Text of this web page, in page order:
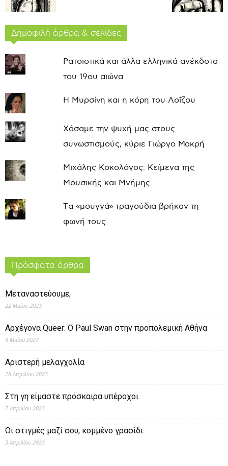
Δημοφιλή άρθρα & σελίδες
Ρατσιστικά και άλλα ελληνικά ανέκδοτα
του 19ου αιώνα
Η Μυρσίνη και η κόρη του Λοΐζου
Χάσαμε την ψυχή μας στους
συνωστισμούς, κύριε Γιώργο Μακρή
Μιχάλης Κοκολόγος: Κείμενα της
Μουσικής και Μνήμης
Τα «μουγγά» τραγούδια βρήκαν τη
φωνή τους
Πρόσφατα άρθρα
Μεταναστεύουμε;
22 Μαΐου 2023
Αρχέγονα Queer: O Paul Swan στην προπολεμική Αθήνα
8 Μαΐου 2023
Αριστερή μελαγχολία
28 Απριλίου 2023
Στη γη είμαστε πρόσκαιρα υπέροχοι
7 Απριλίου 2023
Οι στιγμές μαζί σου, κομμένο γρασίδι
3 Απριλίου 2023